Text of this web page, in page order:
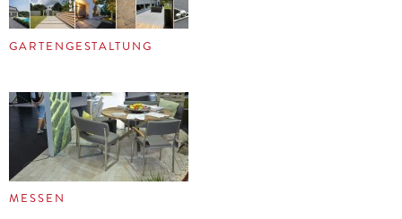
GARTENGESTALTUNG
MESSEN